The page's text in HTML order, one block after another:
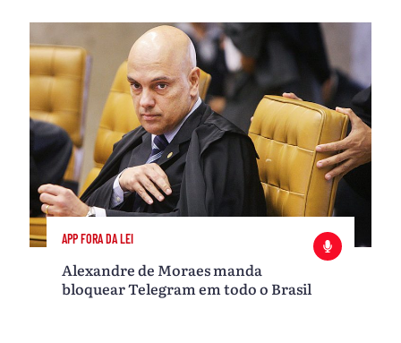
APP FORA DA LEI
Alexandre de Moraes manda
bloquear Telegram em todo o Brasil